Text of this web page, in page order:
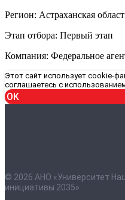
Регион: Астраханская
Этап отбора: Первый этап
Компания: Федеральное
Этот сайт использует cookie-
соглашаетесь с
OK
© 2026 АНО «Университет
инициативы 2035»